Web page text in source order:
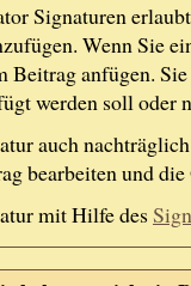
Signaturen
Wenn Sie
Beitrag anfügen.
werden soll oder
auch
bearbeiten und
mit Hilfe des